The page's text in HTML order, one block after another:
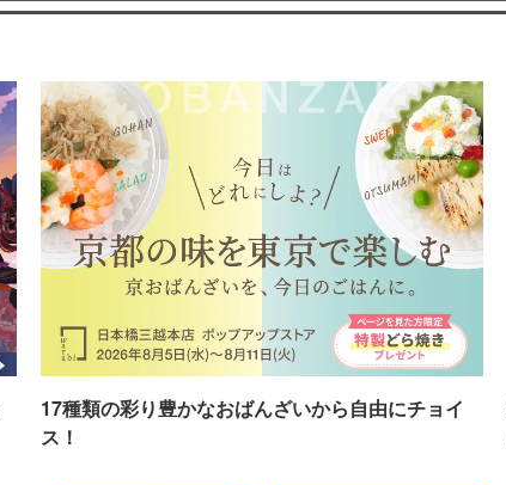
17種類の彩り豊かなおばんざいから自由にチョイ
ス！